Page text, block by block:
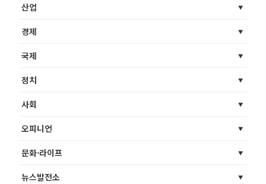
산업
경제
국제
정치
사회
오피니언
문화·라이프
뉴스발전소